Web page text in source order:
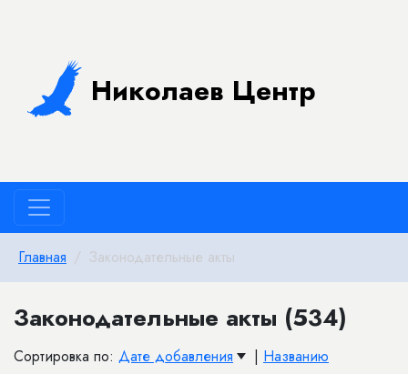
Николаев Центр
Главная Законодательные акты
Законодательные акты (534)
Сортировка по: Дате добавления | Названию